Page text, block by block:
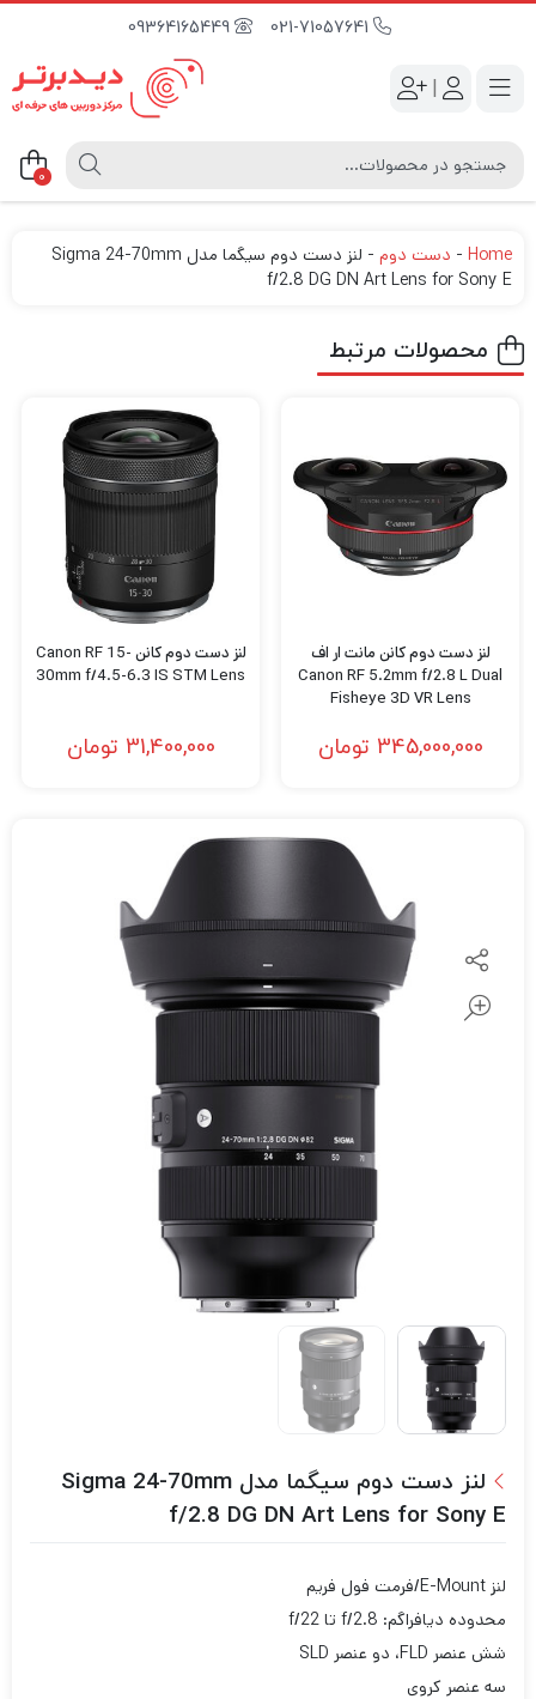
09364165449
|
0
Home
- دست دوم -
لنز دست دوم سیگما مدل Sigma 24-70mm
f/2.8 DG DN Art Lens for Sony E
محصولات مرتبط
لنز دست دوم کانن مانت ار اف
Canon RF 5.2mm f/2.8 L Dual
Fisheye 3D VR Lens
345,000,000 تومان
لنز دست دوم کانن Canon RF 15-
30mm f/4.5-6.3 IS STM Lens
31,400,000 تومان
لنز دست دوم سیگما مدل Sigma 24-70mm
f/2.8 DG DN Art Lens for Sony E
لنز E-Mount/فرمت فول فریم
محدوده دیافراگم: f/2.8 تا f/22
شش عنصر FLD، دو عنصر SLD
سه عنصر کروی